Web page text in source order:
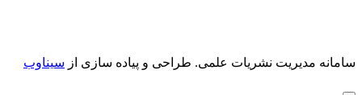
سامانه مدیریت نشریات علمی. طراحی و پیاده سازی از سیناوب